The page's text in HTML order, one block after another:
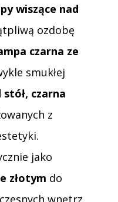
wiszące nad
ozdobę
czarna ze
smukłej
czarna
z
jako
złotym do